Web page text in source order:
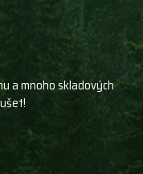
a mnoho skladových